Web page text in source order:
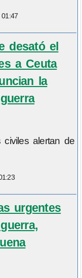
desató el
a Ceuta
la
civiles alertan de
urgentes